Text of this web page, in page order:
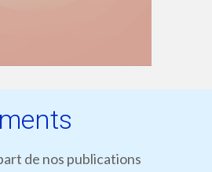
de nos publications